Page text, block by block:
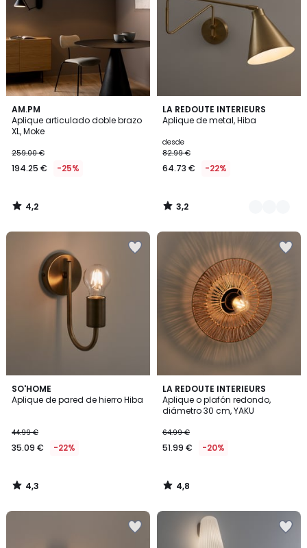
AM.PM
Aplique articulado doble brazo
XL, Moke
259.00 €
194.25 € -25%
4,2
/ 5
4,2
/
LA REDOUTE INTERIEURS
Aplique de metal, Hiba
desde
82.99 €
64.73 € -22%
3,2
/ 5
2
Colores
3,2
/
SO'HOME
Aplique de pared de hierro Hiba
44.99 €
35.09 € -22%
4,3
/ 5
4,3
/
LA REDOUTE INTERIEURS
Aplique o plafón redondo,
diámetro 30 cm, YAKU
64.99 €
51.99 € -20%
4,8
/ 5
4,8
/